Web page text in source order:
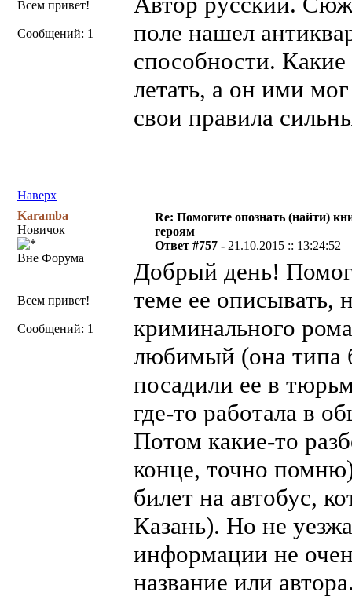
Всем привет!
Сообщений: 1
поле нашел
способности.
летать, а он ими
свои правила
Наверх
Karamba
Новичок
Вне Форума
Всем привет!
Сообщений: 1
Re: Помогите опознать (найти)
героям
Ответ #757 - 21.10.2015 :: 13:24:52
Добрый день!
теме ее описывать,
криминального
любимый (она типа
посадили ее в
где-то работала в
Потом какие-то
конце, точно
билет на автобус,
Казань). Но не
информации не
название или